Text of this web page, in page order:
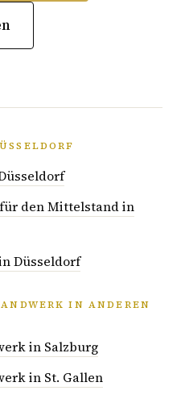
den Mittelstand in
Düsseldorf
IN ANDEREN
in Salzburg
in St. Gallen